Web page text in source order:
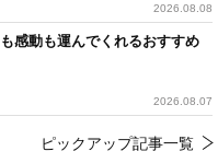
2026.08.08
感動も運んでくれるおすすめ
2026.08.07
ピックアップ記事一覧